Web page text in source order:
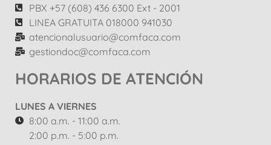
PBX +57 (608) 436 6300 Ext - 2001
LINEA GRATUITA 018000 941030
atencionalusuario@comfaca.com
gestiondoc@comfaca.com
HORARIOS DE ATENCIÓN
LUNES A VIERNES
8:00 a.m. - 11:00 a.m.
2:00 p.m. - 5:00 p.m.